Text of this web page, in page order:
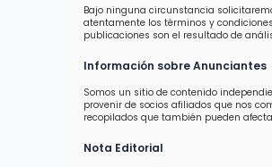
Bajo ninguna circunstancia
atentamente los términos y
publicaciones son el resultado de
Información sobre Anunciantes
Somos un sitio de contenido
provenir de socios afiliados que nos
recopilados que también pueden
Nota Editorial